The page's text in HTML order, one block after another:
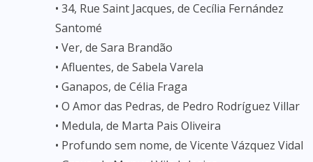
• 34, Rue Saint Jacques, de Cecília Fernández
Santomé
• Ver, de Sara Brandão
• Afluentes, de Sabela Varela
• Ganapos, de Célia Fraga
• O Amor das Pedras, de Pedro Rodríguez Villar
• Medula, de Marta Pais Oliveira
• Profundo sem nome, de Vicente Vázquez Vidal